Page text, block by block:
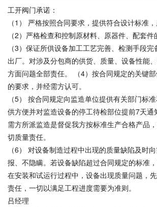
工开阀门承诺：
（1） 严格按照合同要求，提供符合设计标准，
（2）严格检查和控制原材料、原器件、配套件
（3）保证所供设备加工工艺完善、检测手段
出厂。对涉及分包商的供货、质量、设备性能
方面问题全部责任。 （4）按合同规定的关键
的要求，并经需方认可。
（5） 按合同规定向监造单位提供有关部门标
供方便并对监造设备的停工待检部位提前7天通
需方所派监造是督促我方按标准生产合格产品
切质量责任。
（6） 对设备制造过程中出现的质量缺陷及时
报、不隐瞒。若设备缺陷超过合同规定的标准，
在安装和试运行过程中，设备出现质量问题，
责任，一切以满足工程进度需要为准则。
吕经理